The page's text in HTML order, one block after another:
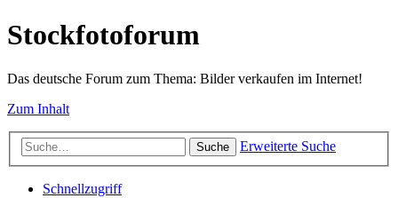
Stockfotoforum
Das deutsche Forum zum Thema: Bilder verkaufen im Internet!
Zum Inhalt
Suche Erweiterte Suche
Schnellzugriff